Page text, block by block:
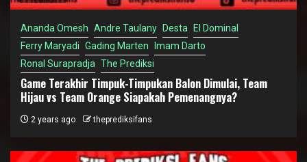
Ananda Omesh Andre Taulany Desta El Dominal
Ferry Maryadi Gading Marten Imam Darto
Ronal Surapradja The Prediksi
Game Terakhir Timpuk-Timpukan Balon Dimulai, Team
Hijau vs Team Orange Siapakah Pemenangnya?
2 years ago theprediksifans